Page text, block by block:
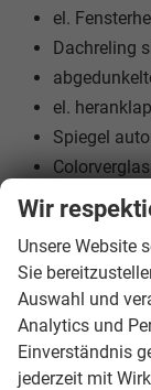
el.
Dachreling
el.
Spiegel
Licht und Sicht
LED-
Adaptives
LED-
LED-
Wir
Unsere Website
Sie
Auswahl und
Analytics und
Einverständnis
jederzeit mit